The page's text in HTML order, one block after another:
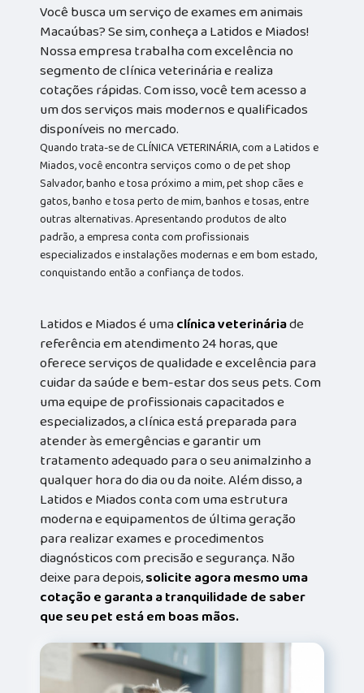
Você busca um serviço de exames em animais
Macaúbas? Se sim, conheça a Latidos e Miados!
Nossa empresa trabalha com excelência no
segmento de clínica veterinária e realiza
cotações rápidas. Com isso, você tem acesso a
um dos serviços mais modernos e qualificados
disponíveis no mercado.
Quando trata-se de CLÍNICA VETERINÁRIA, com a Latidos e
Miados, você encontra serviços como o de pet shop
Salvador, banho e tosa próximo a mim, pet shop cães e
gatos, banho e tosa perto de mim, banhos e tosas, entre
outras alternativas. Apresentando produtos de alto
padrão, a empresa conta com profissionais
especializados e instalações modernas e em bom estado,
conquistando então a confiança de todos.
Latidos e Miados é umaclínica veterináriade
referência em atendimento 24 horas, que
oferece serviços de qualidade e excelência para
cuidar da saúde e bem-estar dos seus pets. Com
uma equipe de profissionais capacitados e
especializados, a clínica está preparada para
atender às emergências e garantir um
tratamento adequado para o seu animalzinho a
qualquer hora do dia ou da noite. Além disso, a
Latidos e Miados conta com uma estrutura
moderna e equipamentos de última geração
para realizar exames e procedimentos
diagnósticos com precisão e segurança. Não
deixe para depois,solicite agora mesmo uma
cotação e garanta a tranquilidade de saber
que seu pet está em boas mãos.